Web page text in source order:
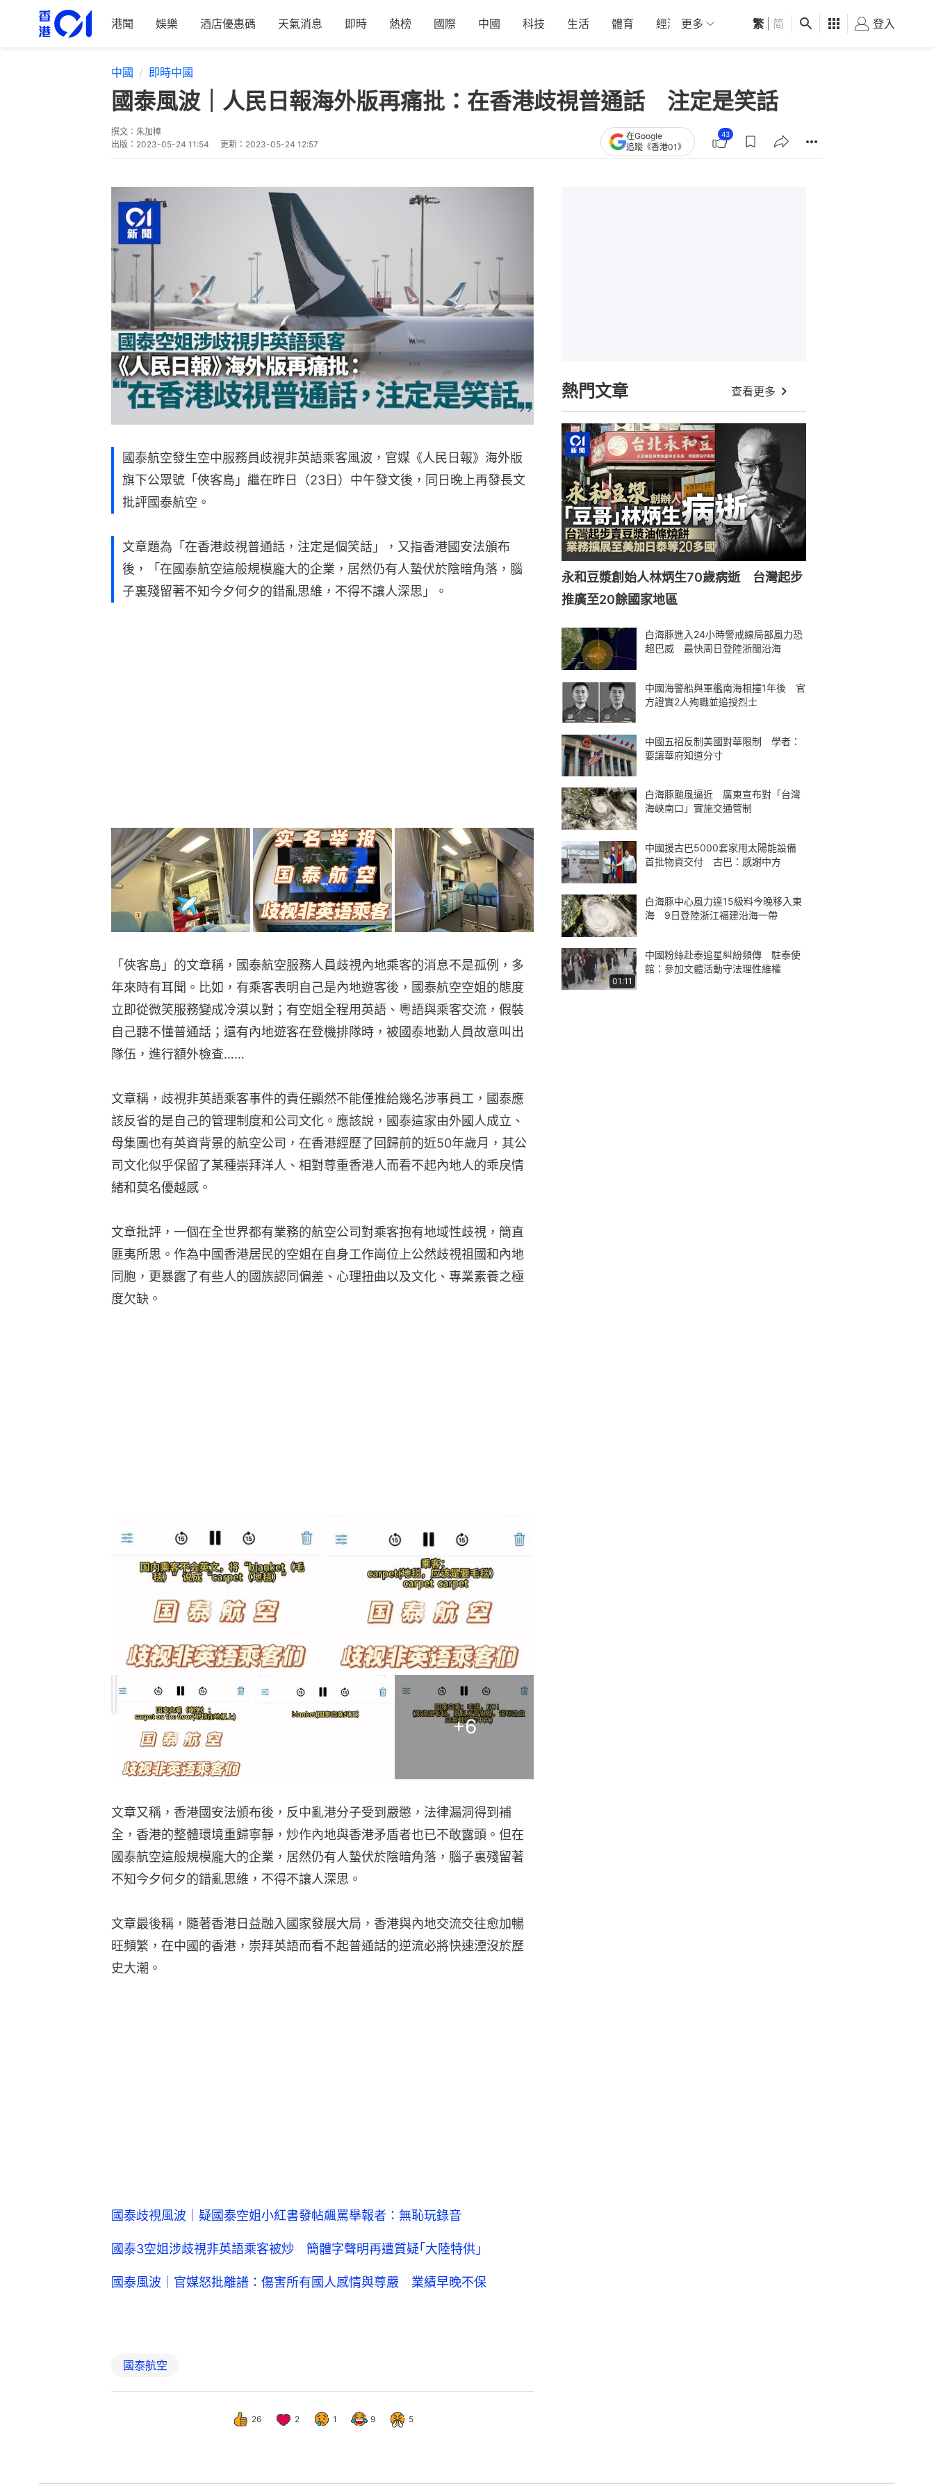
港聞 娛樂 酒店優惠碼 天氣消息 即時 熱榜 國際 中國 科技 生活 體育 經濟 01深圳 觀點 健康 好食玩飛
更多 繁 简 登入
中國 即時中國
國泰風波｜人民日報海外版再痛批：在香港歧視普通話 注定是笑話
撰文： 朱加樟
出版： 2023-05-24 11:54 更新： 2023-05-24 12:57
在Google
追蹤《香港01》
43
國泰航空發生空中服務員歧視非英語乘客風波，官媒《人民日報》海外版
旗下公眾號「俠客島」繼在昨日（23日）中午發文後，同日晚上再發長文
批評國泰航空。
文章題為「在香港歧視普通話，注定是個笑話」，又指香港國安法頒布
後，「在國泰航空這般規模龐大的企業，居然仍有人蟄伏於陰暗角落，腦
子裏殘留著不知今夕何夕的錯亂思維，不得不讓人深思」。
「俠客島」的文章稱，國泰航空服務人員歧視內地乘客的消息不是孤例，多
年來時有耳聞。比如，有乘客表明自己是內地遊客後，國泰航空空姐的態度
立即從微笑服務變成冷漠以對；有空姐全程用英語、粵語與乘客交流，假裝
自己聽不懂普通話；還有內地遊客在登機排隊時，被國泰地勤人員故意叫出
隊伍，進行額外檢查……
文章稱，歧視非英語乘客事件的責任顯然不能僅推給幾名涉事員工，國泰應
該反省的是自己的管理制度和公司文化。應該說，國泰這家由外國人成立、
母集團也有英資背景的航空公司，在香港經歷了回歸前的近50年歲月，其公
司文化似乎保留了某種崇拜洋人、相對尊重香港人而看不起內地人的乖戾情
緒和莫名優越感。
文章批評，一個在全世界都有業務的航空公司對乘客抱有地域性歧視，簡直
匪夷所思。作為中國香港居民的空姐在自身工作崗位上公然歧視祖國和內地
同胞，更暴露了有些人的國族認同偏差、心理扭曲以及文化、專業素養之極
度欠缺。
+6
文章又稱，香港國安法頒布後，反中亂港分子受到嚴懲，法律漏洞得到補
全，香港的整體環境重歸寧靜，炒作內地與香港矛盾者也已不敢露頭。但在
國泰航空這般規模龐大的企業，居然仍有人蟄伏於陰暗角落，腦子裏殘留著
不知今夕何夕的錯亂思維，不得不讓人深思。
文章最後稱，隨著香港日益融入國家發展大局，香港與內地交流交往愈加暢
旺頻繁，在中國的香港，崇拜英語而看不起普通話的逆流必將快速湮沒於歷
史大潮。
國泰歧視風波｜疑國泰空姐小紅書發帖飆罵舉報者：無恥玩錄音
國泰3空姐涉歧視非英語乘客被炒 簡體字聲明再遭質疑｢大陸特供｣
國泰風波｜官媒怒批離譜：傷害所有國人感情與尊嚴 業績早晚不保
國泰航空
26 2 1 9 5
熱門文章 查看更多
永和豆漿創始人林炳生70歲病逝 台灣起步
推廣至20餘國家地區
白海豚進入24小時警戒線局部風力恐
超巴威 最快周日登陸浙閩沿海
中國海警船與軍艦南海相撞1年後 官
方證實2人殉職並追授烈士
中國五招反制美國對華限制 學者：
要讓華府知道分寸
白海豚颱風逼近 廣東宣布對「台灣
海峽南口」實施交通管制
中國援古巴5000套家用太陽能設備
首批物資交付 古巴：感謝中方
白海豚中心風力達15級料今晚移入東
海 9日登陸浙江福建沿海一帶
01:11
中國粉絲赴泰追星糾紛頻傳 駐泰使
館：參加文體活動守法理性維權